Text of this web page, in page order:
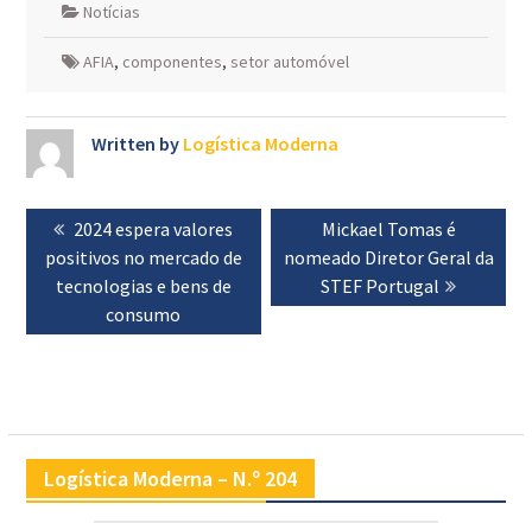
Notícias
AFIA, componentes, setor automóvel
Written by Logística Moderna
Navegação
artigos
Previous
post:
2024 espera valores
positivos no mercado de
tecnologias e bens de
consumo
Next
post:
Mickael Tomas é
nomeado Diretor Geral da
STEF Portugal
Logística Moderna – N.º 204